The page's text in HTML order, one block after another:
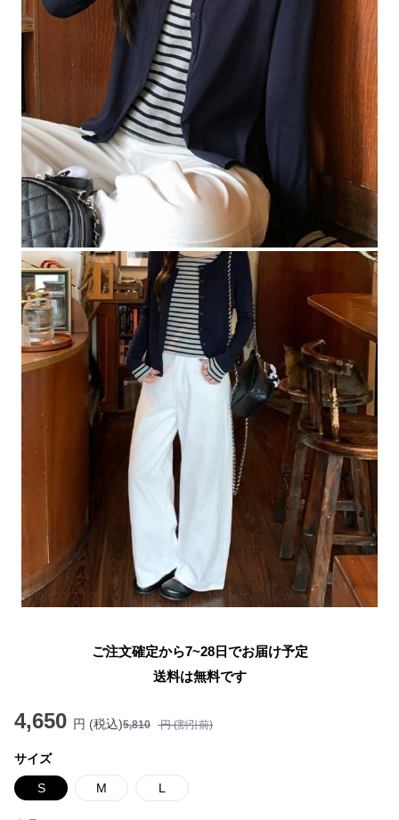
ご注文確定から7~28日でお届け予定
送料は無料です
4,650 円 (税込)5,810 円 (割引前)
サイズ
S M L